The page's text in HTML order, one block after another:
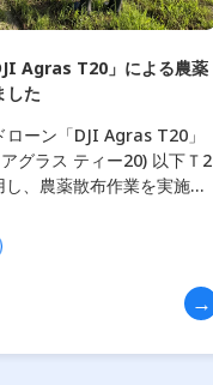
Agras T20」による農薬
した
ーン「DJI Agras T20」
グラス ティー20) 以下Ｔ2
、農薬散布作業を実施い
[…]